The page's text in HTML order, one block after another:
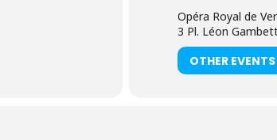
Opéra Royal de
3 Pl. Léon
OTHER EVENTS